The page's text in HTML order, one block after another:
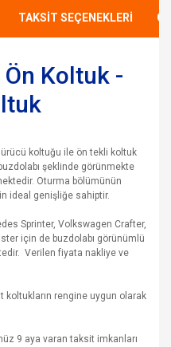
TAKSİT SEÇENEKLERİ
Koltuk -
koltuğu ile ön tekli koltuk
şeklinde görünmekte
Oturma bölümünün
ideal genişliğe sahiptir.
Sprinter, Volkswagen Crafter,
için de buzdolabı görünümlü
Verilen fiyata nakliye ve
koltukların rengine uygun olarak
9 aya varan taksit imkanları